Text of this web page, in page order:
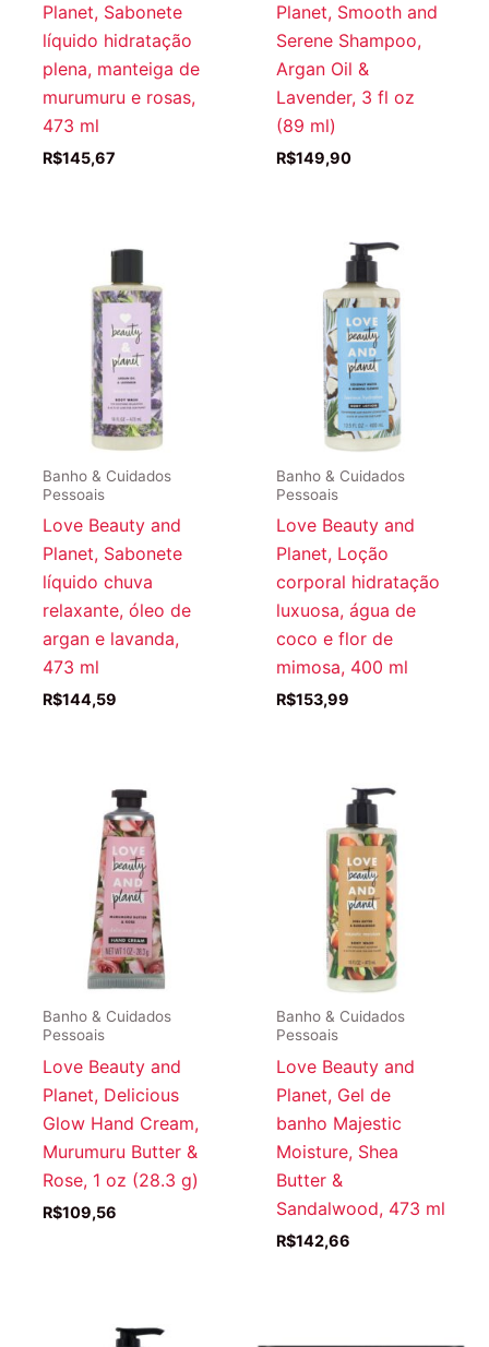
Planet, Sabonete
líquido hidratação
plena, manteiga de
murumuru e rosas,
473 ml
R$145,67
Planet, Smooth and
Serene Shampoo,
Argan Oil &
Lavender, 3 fl oz
(89 ml)
R$149,90
Banho & Cuidados
Pessoais
Love Beauty and
Planet, Sabonete
líquido chuva
relaxante, óleo de
argan e lavanda,
473 ml
R$144,59
Banho & Cuidados
Pessoais
Love Beauty and
Planet, Loção
corporal hidratação
luxuosa, água de
coco e flor de
mimosa, 400 ml
R$153,99
Banho & Cuidados
Pessoais
Love Beauty and
Planet, Delicious
Glow Hand Cream,
Murumuru Butter &
Rose, 1 oz (28.3 g)
R$109,56
Banho & Cuidados
Pessoais
Love Beauty and
Planet, Gel de
banho Majestic
Moisture, Shea
Butter &
Sandalwood, 473 ml
R$142,66